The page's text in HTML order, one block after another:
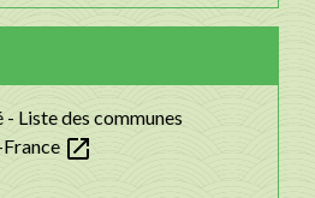
Liste des communes
open_in_new